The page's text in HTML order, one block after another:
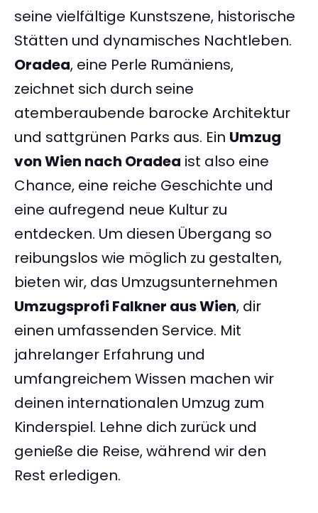
seine vielfältige Kunstszene, historische
Stätten und dynamisches Nachtleben.
Oradea, eine Perle Rumäniens,
zeichnet sich durch seine
atemberaubende barocke Architektur
und sattgrünen Parks aus. Ein Umzug
von Wien nach Oradea ist also eine
Chance, eine reiche Geschichte und
eine aufregend neue Kultur zu
entdecken. Um diesen Übergang so
reibungslos wie möglich zu gestalten,
bieten wir, das Umzugsunternehmen
Umzugsprofi Falkner aus Wien, dir
einen umfassenden Service. Mit
jahrelanger Erfahrung und
umfangreichem Wissen machen wir
deinen internationalen Umzug zum
Kinderspiel. Lehne dich zurück und
genieße die Reise, während wir den
Rest erledigen.